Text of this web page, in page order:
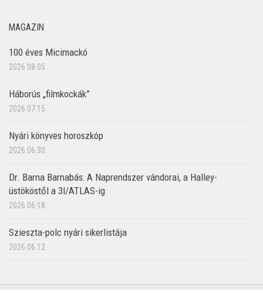
MAGAZIN
100 éves Micimackó
2026.08.05.
Háborús „filmkockák”
2026.07.15.
Nyári könyves horoszkóp
2026.06.30.
Dr. Barna Barnabás: A Naprendszer vándorai, a Halley-
üstököstől a 3I/ATLAS-ig
2026.06.18.
Szieszta-polc nyári sikerlistája
2026.06.12.